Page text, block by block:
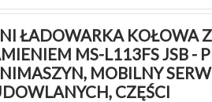
ŁADOWARKA KOŁOWA
MS-L113FS JSB -
MOBILNY
CZĘŚCI